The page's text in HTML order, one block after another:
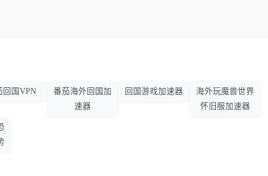
回国VPN
番茄海外回国加
速器
回国游戏加速器
海外玩魔兽世界
怀旧服加速器